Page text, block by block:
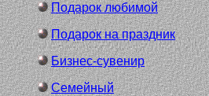
Подарок любимой
Подарок на праздник
Бизнес-сувенир
Семейный